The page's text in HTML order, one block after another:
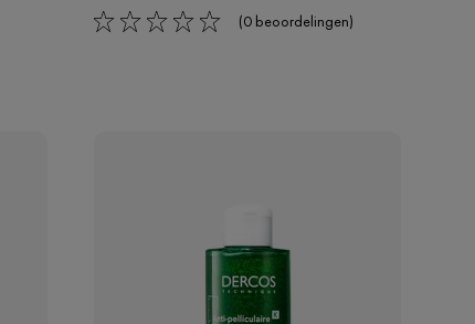
0/5 (0 beoordelingen)